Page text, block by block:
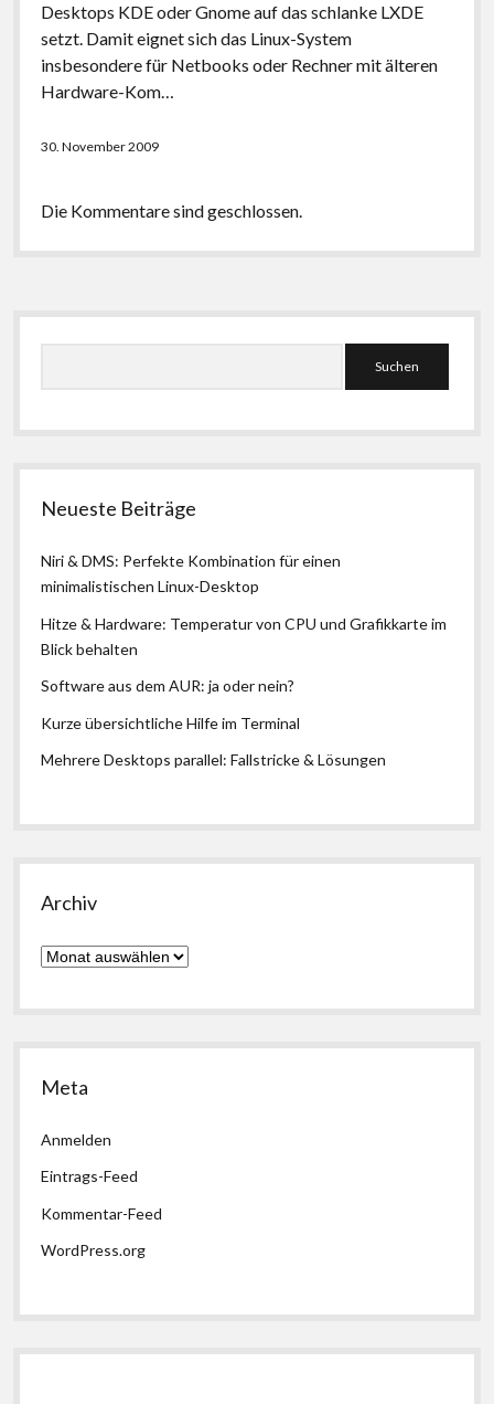
Desktops KDE oder Gnome auf das schlanke LXDE
setzt. Damit eignet sich das Linux-System
insbesondere für Netbooks oder Rechner mit älteren
Hardware-Kom…
30. November 2009
Die Kommentare sind geschlossen.
Seitenleiste
Neueste Beiträge
Niri & DMS: Perfekte Kombination für einen
minimalistischen Linux-Desktop
Hitze & Hardware: Temperatur von CPU und Grafikkarte im
Blick behalten
Software aus dem AUR: ja oder nein?
Kurze übersichtliche Hilfe im Terminal
Mehrere Desktops parallel: Fallstricke & Lösungen
Archiv
Archiv
Meta
Anmelden
Eintrags-Feed
Kommentar-Feed
WordPress.org